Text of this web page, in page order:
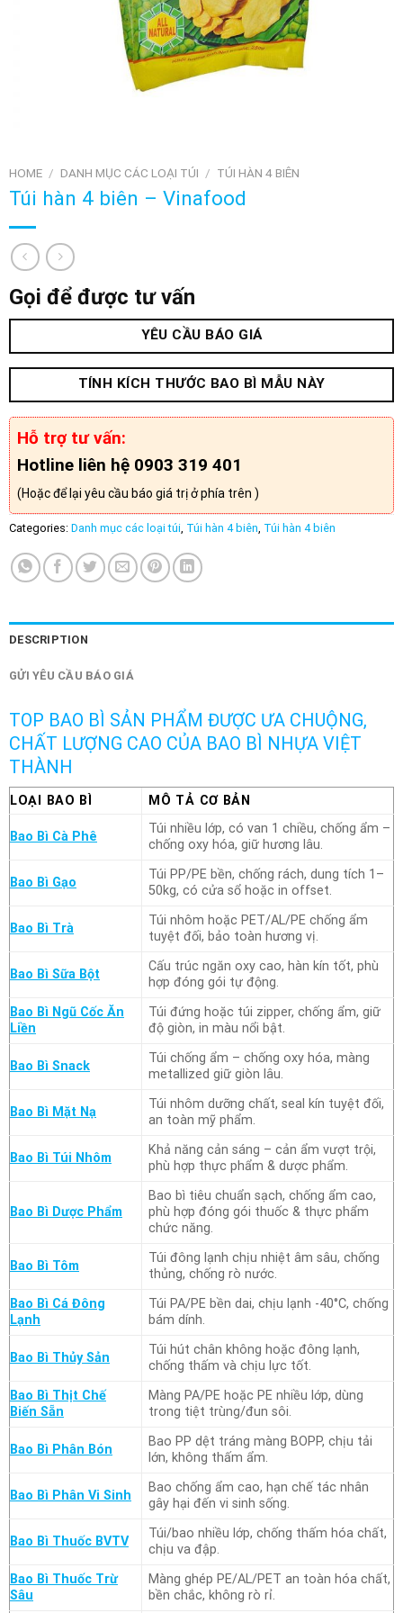
HOME / DANH MỤC CÁC LOẠI TÚI / TÚI HÀN 4 BIÊN
Túi hàn 4 biên – Vinafood
Gọi để được tư vấn
YÊU CẦU BÁO GIÁ
TÍNH KÍCH THƯỚC BAO BÌ MẪU NÀY
Hỗ trợ tư vấn:
Hotline liên hệ 0903 319 401
(Hoặc để lại yêu cầu báo giá trị ở phía trên )
Categories: Danh mục các loại túi Túi hàn 4 biên Túi hàn 4 biên
DESCRIPTION
GỬI YÊU CẦU BÁO GIÁ
TOP BAO BÌ SẢN PHẨM ĐƯỢC ƯA CHUỘNG,
CHẤT LƯỢNG CAO CỦA BAO BÌ NHỰA VIỆT
THÀNH
LOẠI BAO BÌ MÔ TẢ CƠ BẢN
Bao Bì Cà Phê
Túi nhiều lớp, có van 1 chiều, chống ẩm –
chống oxy hóa, giữ hương lâu.
Bao Bì Gạo
Túi PP/PE bền, chống rách, dung tích 1–
50kg, có cửa sổ hoặc in offset.
Bao Bì Trà
Túi nhôm hoặc PET/AL/PE chống ẩm
tuyệt đối, bảo toàn hương vị.
Bao Bì Sữa Bột
Cấu trúc ngăn oxy cao, hàn kín tốt, phù
hợp đóng gói tự động.
Bao Bì Ngũ Cốc Ăn
Liền
Túi đứng hoặc túi zipper, chống ẩm, giữ
độ giòn, in màu nổi bật.
Bao Bì Snack
Túi chống ẩm – chống oxy hóa, màng
metallized giữ giòn lâu.
Bao Bì Mặt Nạ
Túi nhôm dưỡng chất, seal kín tuyệt đối,
an toàn mỹ phẩm.
Bao Bì Túi Nhôm
Khả năng cản sáng – cản ẩm vượt trội,
phù hợp thực phẩm & dược phẩm.
Bao Bì Dược Phẩm
Bao bì tiêu chuẩn sạch, chống ẩm cao,
phù hợp đóng gói thuốc & thực phẩm
chức năng.
Bao Bì Tôm
Túi đông lạnh chịu nhiệt âm sâu, chống
thủng, chống rò nước.
Bao Bì Cá Đông
Lạnh
Túi PA/PE bền dai, chịu lạnh -40°C, chống
bám dính.
Bao Bì Thủy Sản
Túi hút chân không hoặc đông lạnh,
chống thấm và chịu lực tốt.
Bao Bì Thịt Chế
Biến Sẵn
Màng PA/PE hoặc PE nhiều lớp, dùng
trong tiệt trùng/đun sôi.
Bao Bì Phân Bón
Bao PP dệt tráng màng BOPP, chịu tải
lớn, không thấm ẩm.
Bao Bì Phân Vi Sinh
Bao chống ẩm cao, hạn chế tác nhân
gây hại đến vi sinh sống.
Bao Bì Thuốc BVTV
Túi/bao nhiều lớp, chống thấm hóa chất,
chịu va đập.
Bao Bì Thuốc Trừ
Sâu
Màng ghép PE/AL/PET an toàn hóa chất,
bền chắc, không rò rỉ.